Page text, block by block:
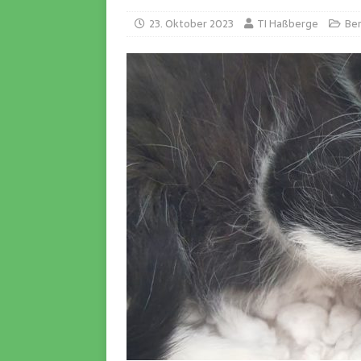
23. Oktober 2023 TI Haßberge